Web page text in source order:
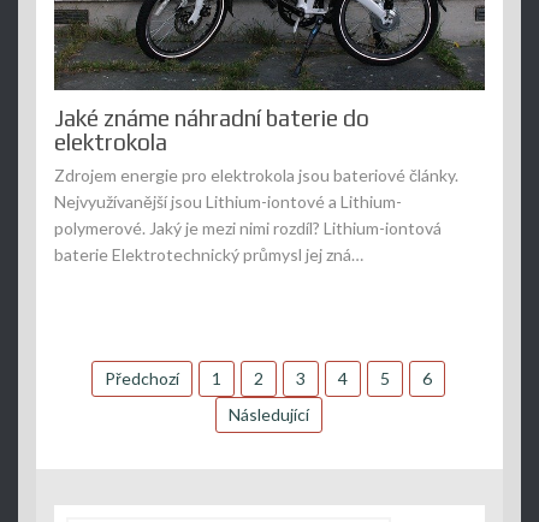
Jaké známe náhradní baterie do
elektrokola
Zdrojem energie pro elektrokola jsou bateriové články.
Nejvyužívanější jsou Lithium-iontové a Lithium-
polymerové. Jaký je mezi nimi rozdíl? Lithium-iontová
baterie Elektrotechnický průmysl jej zná…
Stránkování
Předchozí 1 2 3 4 5
6
Následující